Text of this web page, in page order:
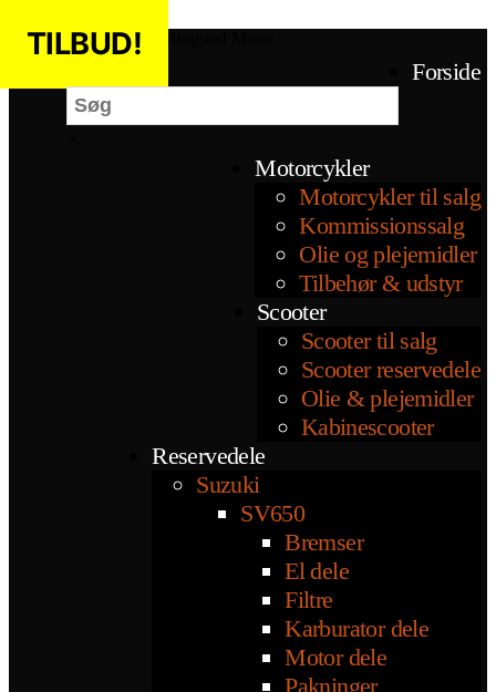
Forside
Motorcykler
Motorcykler til salg
Kommissionssalg
Olie og plejemidler
Tilbehør & udstyr
Scooter
Scooter til salg
Scooter reservedele
Olie & plejemidler
Kabinescooter
Reservedele
Suzuki
SV650
Bremser
El dele
Filtre
Karburator dele
Motor dele
Pakninger
TILBUD!